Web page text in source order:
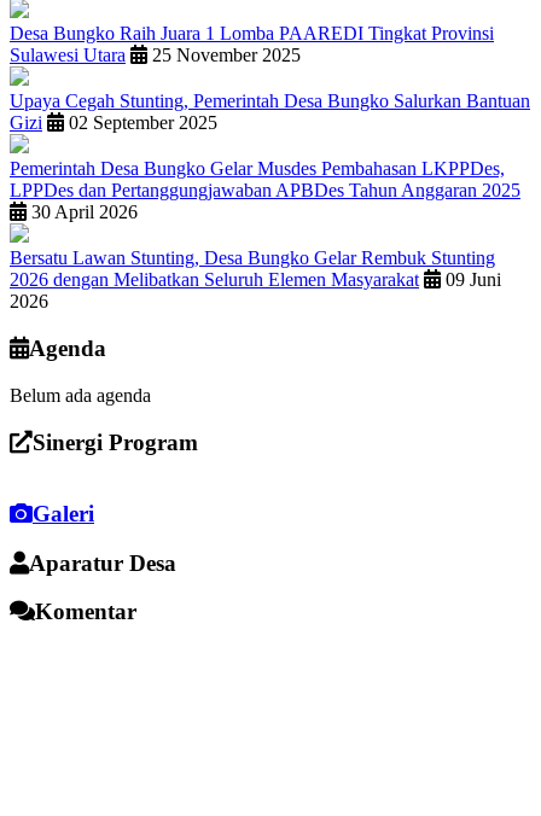
Desa Bungko Raih Juara 1 Lomba PAAREDI Tingkat Provinsi
Sulawesi Utara
25 November 2025
Upaya Cegah Stunting, Pemerintah Desa Bungko Salurkan Bantuan
Gizi
02 September 2025
Pemerintah Desa Bungko Gelar Musdes Pembahasan LKPPDes,
LPPDes dan Pertanggungjawaban APBDes Tahun Anggaran 2025
30 April 2026
Bersatu Lawan Stunting, Desa Bungko Gelar Rembuk Stunting
2026 dengan Melibatkan Seluruh Elemen Masyarakat
09 Juni
2026
Agenda
Belum ada agenda
Sinergi Program
Galeri
Aparatur Desa
Komentar